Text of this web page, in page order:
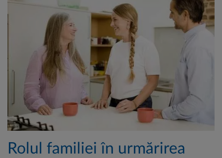
Rolul familiei în urmărirea